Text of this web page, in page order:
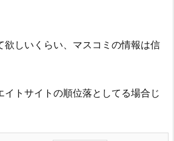
欲しいくらい、マスコミの情報は信
イトサイトの順位落としてる場合じ